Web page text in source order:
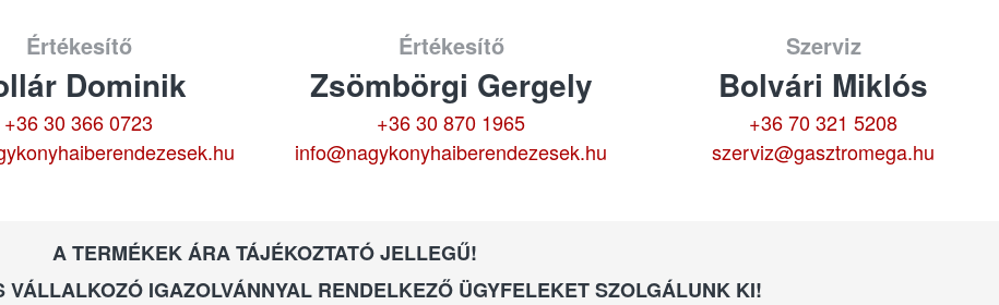
Értékesítő
Dominik
+36 30 366 0723
Értékesítő
Zsömbörgi Gergely
+36 30 870 1965
info@nagykonyhaiberendezesek.hu
Szerviz
Bolvári Miklós
+36 70 321 5208
szerviz@gasztromega.hu
A TERMÉKEK ÁRA TÁJÉKOZTATÓ JELLEGŰ!
IGAZOLVÁNNYAL RENDELKEZŐ ÜGYFELEKET SZOLGÁLUNK KI!